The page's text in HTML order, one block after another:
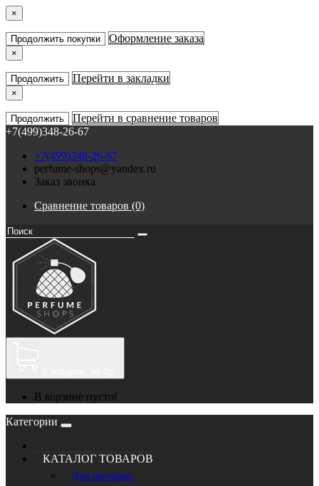
×
Продолжить покупки Оформление заказа
×
Продолжить Перейти в закладки
×
Продолжить
Перейти в сравнение товаров
+7(499)348-26-67
+7(499)348-26-67
perfume-shops@yandex.ru
Заказ звонка
Сравнение товаров (0)
В корзине пусто!
Категории
КАТАЛОГ ТОВАРОВ
Для женщин